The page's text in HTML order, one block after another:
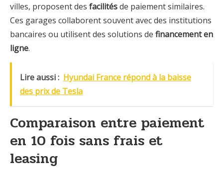
villes, proposent des facilitésde paiement similaires.
Ces garages collaborent souvent avec des institutions
bancaires ou utilisent des solutions de financement en
ligne.
Lire aussi : Hyundai France répond à la baisse
des prix de Tesla
Comparaison entre paiement
en 10 fois sans frais et
leasing